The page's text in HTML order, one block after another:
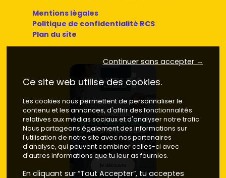
Mentions légales
Politique de confidentialité RCS
Plan du site
Continuer sans accepter →
Ce site web utilise des cookies.
Les cookies nous permettent de personnaliser le
contenu et les annonces, d'offrir des fonctionnalités
relatives aux médias sociaux et d'analyser notre trafic.
Nous partageons également des informations sur
l'utilisation de notre site avec nos partenaires
d'analyse, qui peuvent combiner celles-ci avec
d'autres informations que tu leur as fournies.
En cliquant sur “Tout Accepter”, tu acceptes